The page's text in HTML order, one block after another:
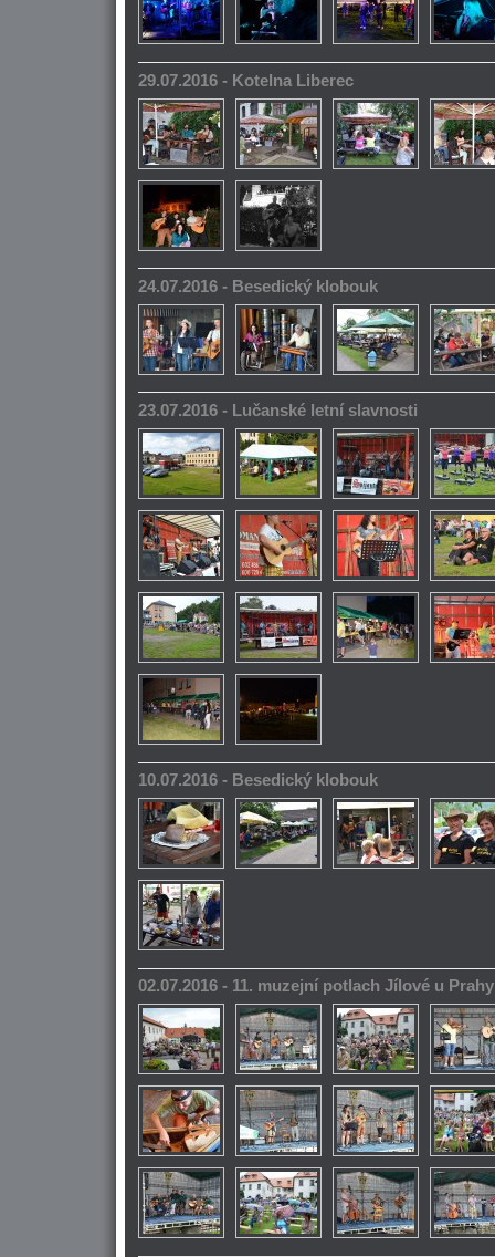
29.07.2016 - Kotelna Liberec
24.07.2016 - Besedický klobouk
23.07.2016 - Lučanské letní slavnosti
10.07.2016 - Besedický klobouk
02.07.2016 - 11. muzejní potlach Jílové u Prahy